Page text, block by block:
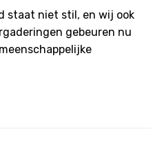
staat niet stil, en wij ook
gebeuren nu